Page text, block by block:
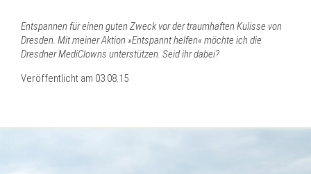
Entspannen für einen guten Zweck vor der traumhaften Kulisse von
Dresden. Mit meiner Aktion »Entspannt helfen« möchte ich die
Dresdner MediClowns unterstützen. Seid ihr dabei?
Veröffentlicht am 03.08.15